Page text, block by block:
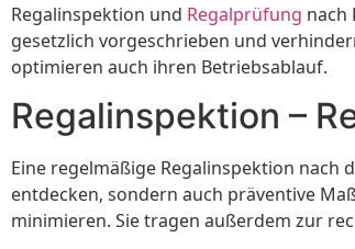
Regalinspektion und Regalprüfung nach
gesetzlich vorgeschrieben und
optimieren auch ihren Betriebsablauf.
Regalinspektion –
Eine regelmäßige Regalinspektion nach
entdecken, sondern auch präventive
minimieren. Sie tragen außerdem zur